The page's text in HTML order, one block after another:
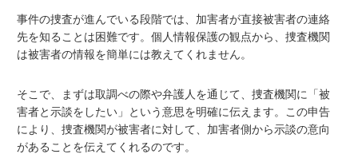
事件の捜査が進んでいる段階では、加害者が直接被害者の連絡
先を知ることは困難です。個人情報保護の観点から、捜査機関
は被害者の情報を簡単には教えてくれません。
そこで、まずは取調べの際や弁護人を通じて、捜査機関に「被
害者と示談をしたい」という意思を明確に伝えます。この申告
により、捜査機関が被害者に対して、加害者側から示談の意向
があることを伝えてくれるのです。